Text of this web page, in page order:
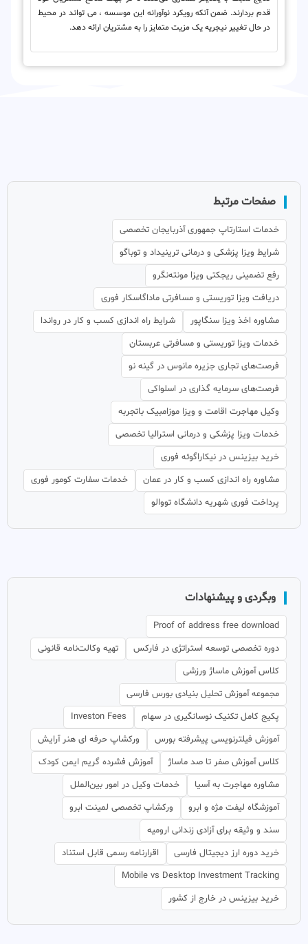
قدم بردارند. ضمن آنکه رویکرد نوآورانه این موسسه ، می تواند در محیط
در حال تغییر نیجریه یک مزیت متمایز را به مشتریان ارائه دهد.
صفحات مرتبط
خدمات استارتاپ جمهوری آذربایجان تخصصی
شرایط ویزا پزشکی و درمانی ترینیداد و توباگو
رفع تضمینی ریجکتی ویزا مونته‌نگرو
دریافت ویزا توریستی و مسافرتی ماداگاسکار فوری
مشاوره اخذ ویزا سنگاپور
شرایط راه اندازی کسب و کار در رواندا
خدمات ویزا توریستی و مسافرتی عربستان
فرصت‌های تجاری جزیره مانوس در گینه نو
فرصت‌های سرمایه گذاری در اسلواکی
وکیل مهاجرت اقامت و ویزا موزامبیک باتجربه
خدمات ویزا پزشکی و درمانی استرالیا تخصصی
خرید بیزینس در نیکاراگوئه فوری
مشاوره راه اندازی کسب و کار در عمان
خدمات سفارت کومور فوری
پرداخت فوری شهریه دانشگاه تووالو
وبگردی و پیشنهادات
Proof of address free download
دوره تخصصی توسعه استراتژی در فارکس
تهیه وکالت‌نامه قانونی
کلاس آموزش ماساژ ورزشی
مجموعه آموزش تحلیل بنیادی بورس فارسی
پکیج کامل تکنیک نوسانگیری در سهام
Investon Fees
آموزش فیلترنویسی پیشرفته بورس
ورکشاپ حرفه ای هنر آرایش
کلاس آموزش صفر تا صد ماساژ
آموزش فشرده گریم ایمن کودک
مشاوره مهاجرت به آسیا
خدمات وکیل در امور بین‌الملل
آموزشگاه لیفت مژه و ابرو
ورکشاپ تخصصی لمینت ابرو
سند و وثیقه برای آزادی زندانی ارومیه
خرید دوره ارز دیجیتال فارسی
اقرارنامه رسمی قابل استناد
Mobile vs Desktop Investment Tracking
خرید بیزینس در خارج از کشور